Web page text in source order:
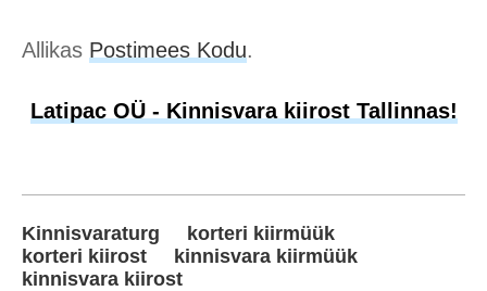
Allikas Postimees Kodu.
Latipac OÜ - Kinnisvara kiirost Tallinnas!
Kinnisvaraturg
korteri kiirmüük
korteri kiirost
kinnisvara kiirmüük
kinnisvara kiirost